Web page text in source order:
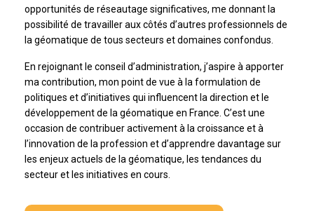
opportunités de réseautage significatives, me donnant la
possibilité de travailler aux côtés d’autres professionnels de
la géomatique de tous secteurs et domaines confondus.
En rejoignant le conseil d’administration, j’aspire à apporter
ma contribution, mon point de vue à la formulation de
politiques et d’initiatives qui influencent la direction et le
développement de la géomatique en France. C’est une
occasion de contribuer activement à la croissance et à
l’innovation de la profession et d’apprendre davantage sur
les enjeux actuels de la géomatique, les tendances du
secteur et les initiatives en cours.